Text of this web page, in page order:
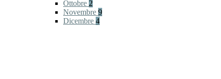
Ottobre 2
Novembre 9
Dicembre 4